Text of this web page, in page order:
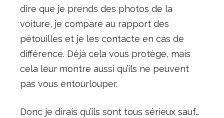
dire que je prends des photos de la
voiture, je compare au rapport des
pétouilles et je les contacte en cas de
différence. Déjà cela vous protège, mais
cela leur montre aussi qu’ils ne peuvent
pas vous entourlouper.
Donc je dirais qu’ils sont tous sérieux sauf…